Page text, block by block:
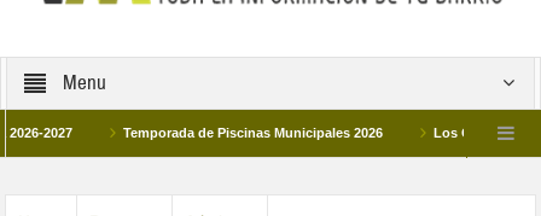
Menu
Temporada de Piscinas Municipales 2026 Los Campus de